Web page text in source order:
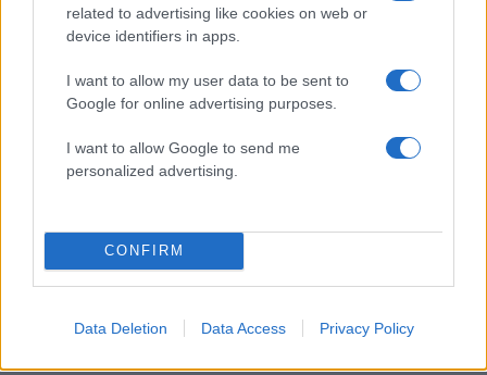
related to advertising like cookies on web or
device identifiers in apps.
I want to allow my user data to be sent to
Google for online advertising purposes.
I want to allow Google to send me
personalized advertising.
CONFIRM
Data Deletion Data Access Privacy Policy